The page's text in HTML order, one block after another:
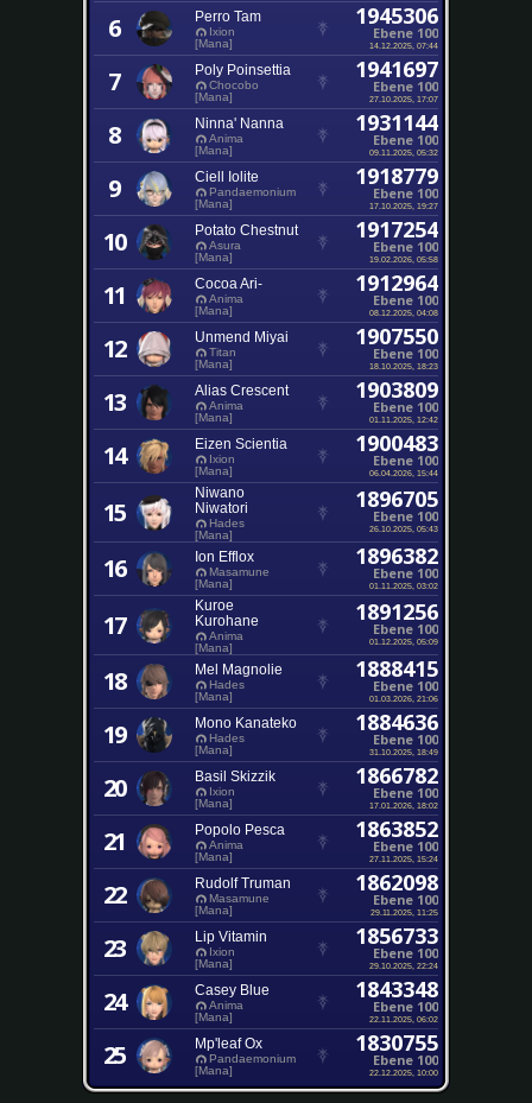
6 Perro Tam
Ixion
[Mana]
1945306
Ebene 100
14.12.2025, 07:44
7 Poly Poinsettia
Chocobo
[Mana]
1941697
Ebene 100
27.10.2025, 17:07
8 Ninna' Nanna
Anima
[Mana]
1931144
Ebene 100
09.11.2025, 05:32
9 Ciell Iolite
Pandaemonium
[Mana]
1918779
Ebene 100
17.10.2025, 19:27
10 Potato Chestnut
Asura
[Mana]
1917254
Ebene 100
19.02.2026, 05:58
11 Cocoa Ari-
Anima
[Mana]
1912964
Ebene 100
08.12.2025, 04:08
12 Unmend Miyai
Titan
[Mana]
1907550
Ebene 100
18.10.2025, 18:23
13 Alias Crescent
Anima
[Mana]
1903809
Ebene 100
01.11.2025, 12:42
14 Eizen Scientia
Ixion
[Mana]
1900483
Ebene 100
06.04.2026, 15:44
15
Niwano
Niwatori
Hades
[Mana]
1896705
Ebene 100
26.10.2025, 05:43
16 Ion Efflox
Masamune
[Mana]
1896382
Ebene 100
01.11.2025, 03:02
17
Kuroe
Kurohane
Anima
[Mana]
1891256
Ebene 100
01.12.2025, 05:09
18 Mel Magnolie
Hades
[Mana]
1888415
Ebene 100
01.03.2026, 21:06
19 Mono Kanateko
Hades
[Mana]
1884636
Ebene 100
31.10.2025, 18:49
20 Basil Skizzik
Ixion
[Mana]
1866782
Ebene 100
17.01.2026, 18:02
21 Popolo Pesca
Anima
[Mana]
1863852
Ebene 100
27.11.2025, 15:24
22 Rudolf Truman
Masamune
[Mana]
1862098
Ebene 100
29.11.2025, 11:25
23 Lip Vitamin
Ixion
[Mana]
1856733
Ebene 100
29.10.2025, 22:24
24 Casey Blue
Anima
[Mana]
1843348
Ebene 100
22.11.2025, 06:02
25 Mp'leaf Ox
Pandaemonium
[Mana]
1830755
Ebene 100
22.12.2025, 10:00